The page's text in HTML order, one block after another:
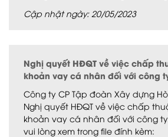
Cập nhật ngày: 20/05/2023
Nghị quyết HĐQT về việc chấp
khoản vay cá nhân đối với công
Công ty CP Tập đoàn Xây dựng
Nghị quyết HĐQT về việc chấp
khoản vay cá nhân đối với công
vui lòng xem trong file đính kèm: